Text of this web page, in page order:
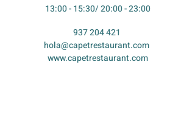
13:00 - 15:30/ 20:00 - 23:00
937 204 421
hola@capetrestaurant.com
www.capetrestaurant.com